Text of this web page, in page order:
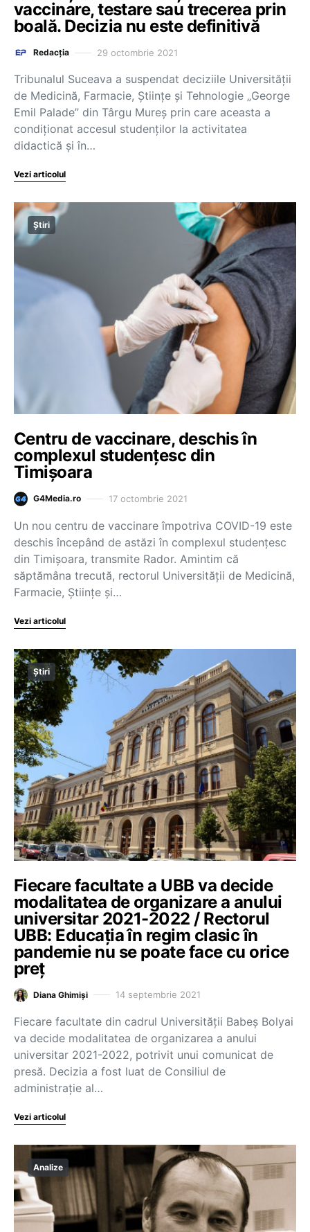
vaccinare, testare sau trecerea prin
boală. Decizia nu este definitivă
Redacția 29 octombrie 2021
Tribunalul Suceava a suspendat deciziile Universității
de Medicină, Farmacie, Științe și Tehnologie „George
Emil Palade” din Târgu Mureș prin care aceasta a
condiționat accesul studenților la activitatea
didactică și în…
Vezi articolul
Știri
Centru de vaccinare, deschis în
complexul studențesc din
Timișoara
G4Media.ro 17 octombrie 2021
Un nou centru de vaccinare împotriva COVID-19 este
deschis începând de astăzi în complexul studențesc
din Timișoara, transmite Rador. Amintim că
săptămâna trecută, rectorul Universităţii de Medicină,
Farmacie, Ştiinţe şi…
Vezi articolul
Știri
Fiecare facultate a UBB va decide
modalitatea de organizare a anului
universitar 2021-2022 / Rectorul
UBB: Educația în regim clasic în
pandemie nu se poate face cu orice
preț
Diana Ghimiși 14 septembrie 2021
Fiecare facultate din cadrul Universității Babeș Bolyai
va decide modalitatea de organizarea a anului
universitar 2021-2022, potrivit unui comunicat de
presă. Decizia a fost luat de Consiliul de
administrație al…
Vezi articolul
Analize